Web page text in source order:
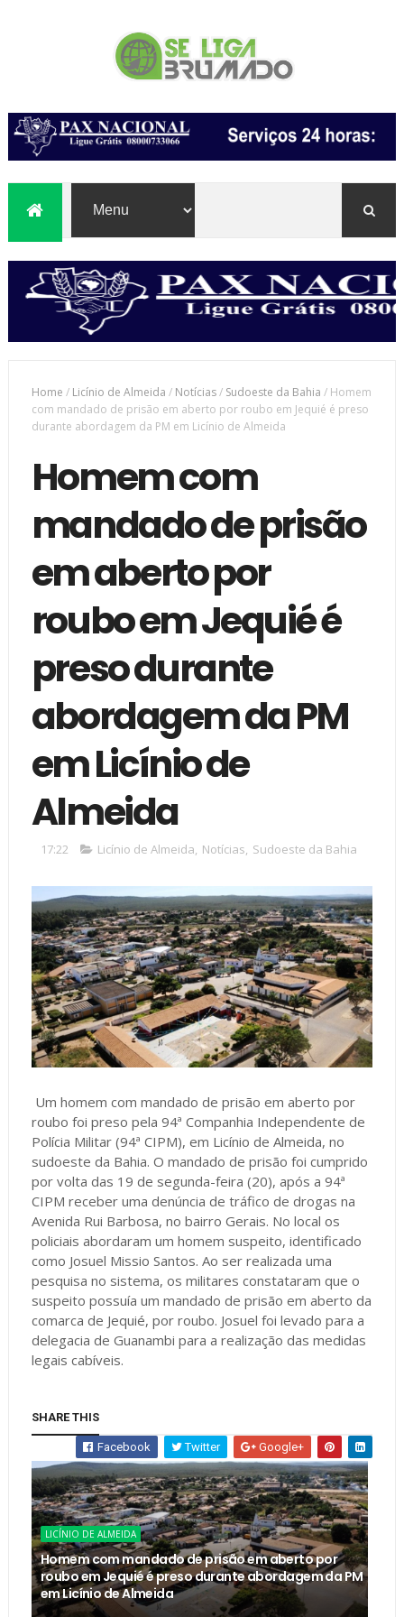
Home / Licínio de Almeida / Notícias/ Sudoeste da Bahia / Homem
com mandado de prisão em aberto por roubo em Jequié é preso
durante abordagem da PM em Licínio de Almeida
Homem com
mandado de prisão
em aberto por
roubo em Jequié é
preso durante
abordagem da PM
em Licínio de
Almeida
17:22 Licínio de Almeida, Notícias, Sudoeste da Bahia
Um homem com mandado de prisão em aberto por
roubo foi preso pela 94ª Companhia Independente de
Polícia Militar (94ª CIPM), em Licínio de Almeida, no
sudoeste da Bahia. O mandado de prisão foi cumprido
por volta das 19 de segunda-feira (20), após a 94ª
CIPM receber uma denúncia de tráfico de drogas na
Avenida Rui Barbosa, no bairro Gerais. No local os
policiais abordaram um homem suspeito, identificado
como Josuel Missio Santos. Ao ser realizada uma
pesquisa no sistema, os militares constataram que o
suspeito possuía um mandado de prisão em aberto da
comarca de Jequié, por roubo. Josuel foi levado para a
delegacia de Guanambi para a realização das medidas
legais cabíveis.
SHARE THIS
Facebook Twitter Google+
LICÍNIO DE ALMEIDA
Homem com mandado de prisão em aberto por
roubo em Jequié é preso durante abordagem da PM
em Licínio de Almeida